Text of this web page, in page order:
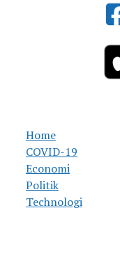
Home
COVID-19
Economi
Politik
Technologi